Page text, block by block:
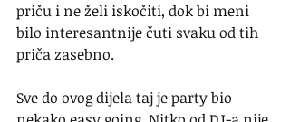
priču i ne želi iskočiti, dok bi meni
bilo interesantnije čuti svaku od tih
priča zasebno.
Sve do ovog dijela taj je party bio